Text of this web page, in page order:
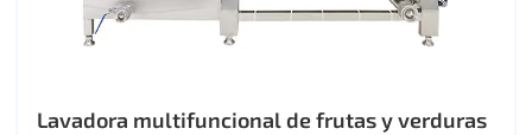
Lavadora multifuncional de frutas y verduras